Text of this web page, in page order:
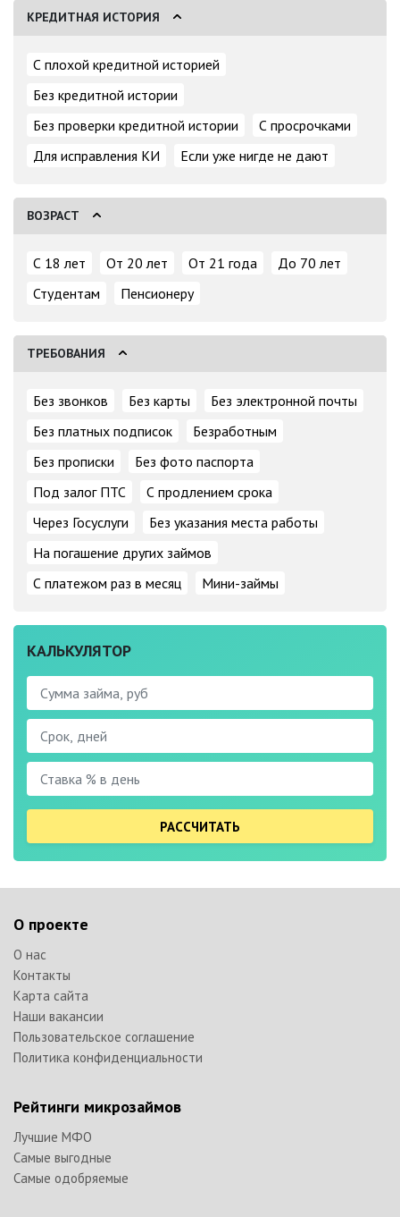
КРЕДИТНАЯ ИСТОРИЯ
С плохой кредитной историей
Без кредитной истории
Без проверки кредитной истории
С просрочками
Для исправления КИ
Если уже нигде не дают
ВОЗРАСТ
С 18 лет От 20 лет От 21 года
До 70 лет
Студентам
Пенсионеру
ТРЕБОВАНИЯ
Без звонков Без карты
Без электронной почты
Без платных подписок
Безработным
Без прописки
Без фото паспорта
Под залог ПТС
С продлением срока
Через Госуслуги
Без указания места работы
На погашение других займов
С платежом раз в месяц
Мини-займы
КАЛЬКУЛЯТОР
РАССЧИТАТЬ
О проекте
О нас
Контакты
Карта сайта
Наши вакансии
Пользовательское соглашение
Политика конфиденциальности
Рейтинги микрозаймов
Лучшие МФО
Самые выгодные
Самые одобряемые